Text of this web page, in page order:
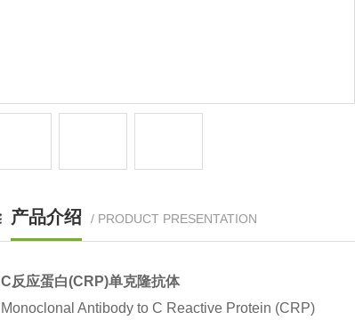
产品介绍 / PRODUCT PRESENTATION
C反应蛋白(CRP)单克隆抗体
Monoclonal Antibody to C Reactive Protein (CRP)